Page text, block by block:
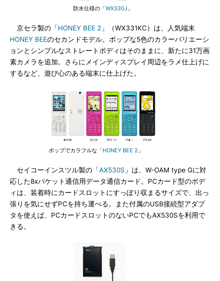
防水仕様の「WX330J 」
京セラ製の「HONEY BEE 2 」（WX331KC）は、人気端末
HONEY BEEのセカンドモデル。ポップな5色のカラーバリエーシ
ョンとシンプルなストレートボディはそのままに、新たに31万画
素カメラを追加。さらにメインディスプレイ周辺をラメ仕上げに
するなど、遊び心のある端末に仕上げた。
ポップでカラフルな「HONEY BEE 2 」
セイコーインスツル製の「AX530S 」は、W-OAM type Gに対
応した8xパケット通信用データ通信カード。PCカード型のボデ
ィは、装着時にカードスロットにすっぽり収まるサイズで、出っ
張りを気にせずPCを持ち運べる。また付属のUSB接続型アダプ
タを使えば、PCカードスロットのないPCでもAX530Sを利用で
きる。